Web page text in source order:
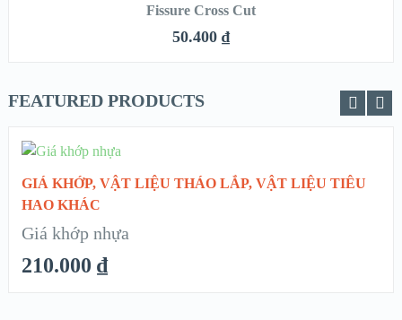
VIEW DETAILS
Fissure Cross Cut
50.400 ₫
FEATURED PRODUCTS
GIÁ KHỚP, VẬT LIỆU THÁO LẮP, VẬT LIỆU TIÊU
HAO KHÁC
Giá khớp nhựa
210.000 ₫